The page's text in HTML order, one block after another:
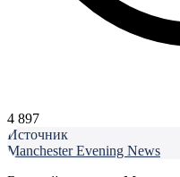
4 897
Источник
Manchester Evening News